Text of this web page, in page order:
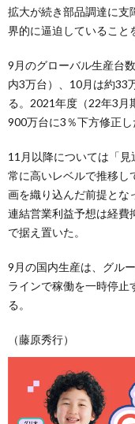
拡大が続き部品調達に支
界的に逼迫していること
9月のグローバル生産台
内3万台）、10月は約33
る。2021年度（22年3月
900万台に3％下方修正し
11月以降については「
常に高いレベルで推移し
画を織り込んだ前提とな
連結営業利益予想は経費
で据え置いた。
9月の国内生産は、グル
ラインで稼働を一時停止
る。
（藤原秀行）